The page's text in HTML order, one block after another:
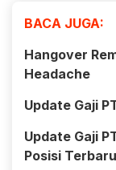
BACA JUGA:
Hangover
Headache
Update Gaji
Update Gaji
Posisi